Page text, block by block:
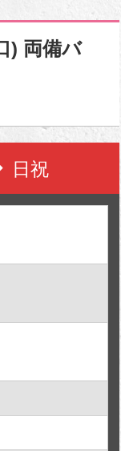
) 両備バ
日祝